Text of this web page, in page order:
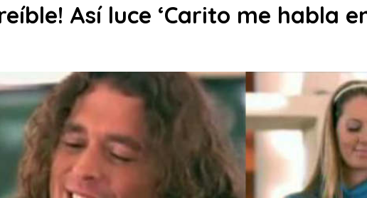
Así luce ‘Carito me habla